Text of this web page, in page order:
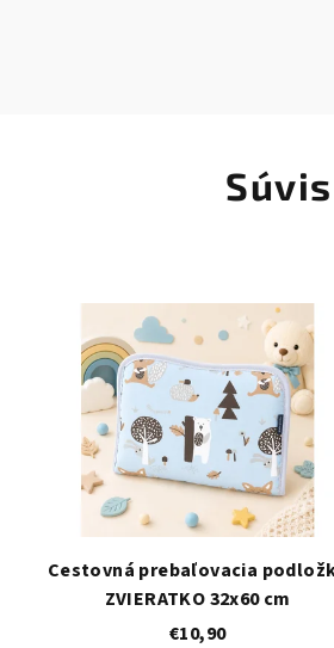
Cestovná prebaľovacia
ZVIERATKO 32x60 cm
€10,90